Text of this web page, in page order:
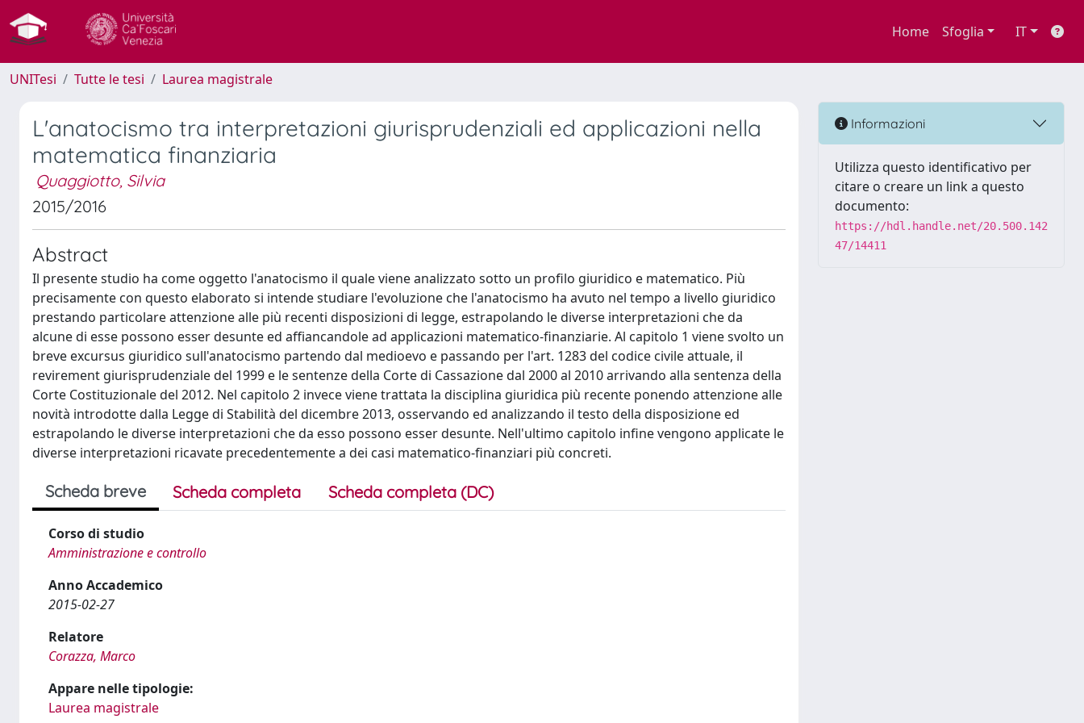
Home Sfoglia IT
UNITesi Tutte le tesi Laurea magistrale
L'anatocismo tra interpretazioni giurisprudenziali ed applicazioni nella
matematica finanziaria
Quaggiotto, Silvia
2015/2016
Abstract
Il presente studio ha come oggetto l'anatocismo il quale viene analizzato sotto un profilo giuridico e matematico. Più
precisamente con questo elaborato si intende studiare l'evoluzione che l'anatocismo ha avuto nel tempo a livello giuridico
prestando particolare attenzione alle più recenti disposizioni di legge, estrapolando le diverse interpretazioni che da
alcune di esse possono esser desunte ed affiancandole ad applicazioni matematico-finanziarie. Al capitolo 1 viene svolto un
breve excursus giuridico sull'anatocismo partendo dal medioevo e passando per l'art. 1283 del codice civile attuale, il
revirement giurisprudenziale del 1999 e le sentenze della Corte di Cassazione dal 2000 al 2010 arrivando alla sentenza della
Corte Costituzionale del 2012. Nel capitolo 2 invece viene trattata la disciplina giuridica più recente ponendo attenzione alle
novità introdotte dalla Legge di Stabilità del dicembre 2013, osservando ed analizzando il testo della disposizione ed
estrapolando le diverse interpretazioni che da esso possono esser desunte. Nell'ultimo capitolo infine vengono applicate le
diverse interpretazioni ricavate precedentemente a dei casi matematico-finanziari più concreti.
Scheda breve Scheda completa Scheda completa (DC)
Corso di studio
Amministrazione e controllo
Anno Accademico
2015-02-27
Relatore
Corazza, Marco
Appare nelle tipologie:
Laurea magistrale
Informazioni
Utilizza questo identificativo per
citare o creare un link a questo
documento:
https://hdl.handle.net/20.500.142
47/14411